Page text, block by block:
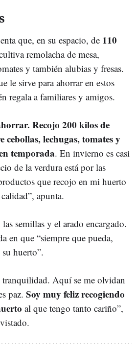
que, en su espacio, de 110
remolacha de mesa,
y también alubias y fresas.
le sirve para ahorrar en estos
regala a familiares y amigos.
Recojo 200 kilos de
cebollas, lechugas, tomates y
temporada. En invierno es casi
de la verdura está por las
que recojo en mi huerto
apunta.
semillas y el arado encargado.
en que “siempre que pueda,
huerto”.
tranquilidad. Aquí se me olvidan
paz. Soy muy feliz recogiendo
al que tengo tanto cariño”,